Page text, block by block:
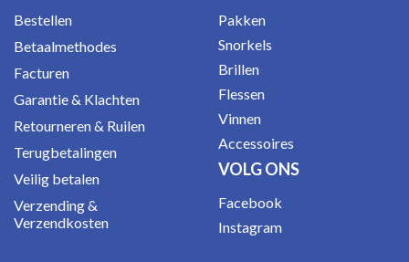
Bestellen
Betaalmethodes
Facturen
Garantie & Klachten
Retourneren & Ruilen
Terugbetalingen
Veilig betalen
Verzending &
Verzendkosten
Pakken
Snorkels
Brillen
Flessen
Vinnen
Accessoires
VOLG ONS
Facebook
Instagram